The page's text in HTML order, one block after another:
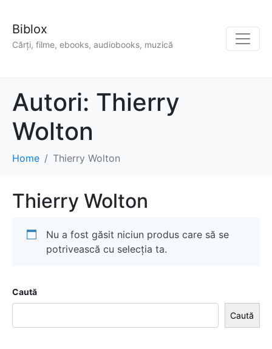
Biblox
Cărți, filme, ebooks, audiobooks, muzică
Autori: Thierry
Wolton
Home Thierry Wolton
Thierry Wolton
Nu a fost găsit niciun produs care să se
potrivească cu selecția ta.
Caută
Caută